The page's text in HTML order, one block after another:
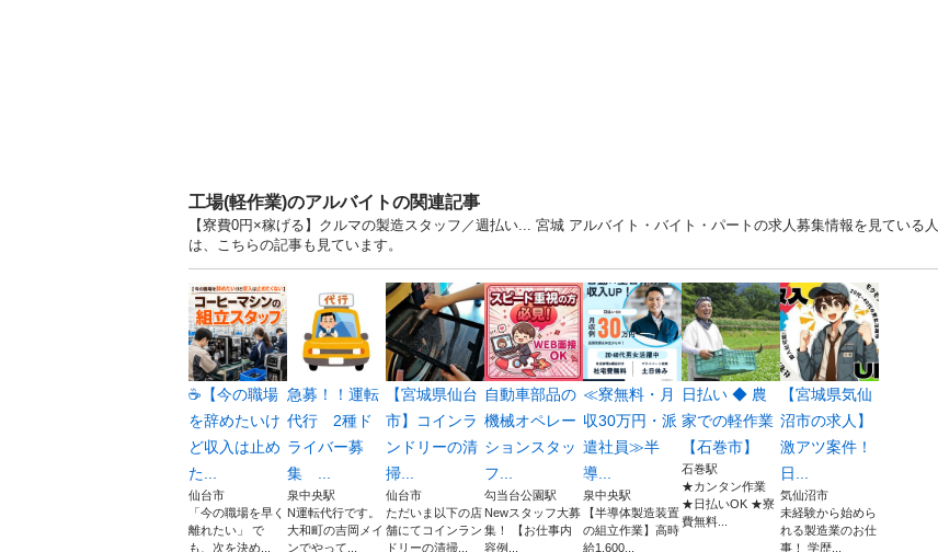
工場(軽作業)のアルバイトの関連記事
【寮費0円×稼げる】クルマの製造スタッフ／週払い... 宮城 アルバイト・バイト・パートの求人募集情報を見ている人
は、こちらの記事も見ています。
☕【今の職場
を辞めたいけ
ど収入は止め
た...
仙台市
「今の職場を早く
離れたい」 で
も、次を決め...
急募！！運転
代行 2種ド
ライバー募
集 ...
泉中央駅
N運転代行です。
大和町の吉岡メイ
ンでやって...
【宮城県仙台
市】コインラ
ンドリーの清
掃...
仙台市
ただいま以下の店
舗にてコインラン
ドリーの清掃...
自動車部品の
機械オペレー
ションスタッ
フ...
勾当台公園駅
Newスタッフ大募
集！ 【お仕事内
容例...
≪寮無料・月
収30万円・派
遣社員≫半
導...
泉中央駅
【半導体製造装置
の組立作業】高時
給1,600...
日払い ◆ 農
家での軽作業
【石巻市】
石巻駅
★カンタン作業
★日払いOK ★寮
費無料...
【宮城県気仙
沼市の求人】
激アツ案件！
日...
気仙沼市
未経験から始めら
れる製造業のお仕
事！ 学歴...